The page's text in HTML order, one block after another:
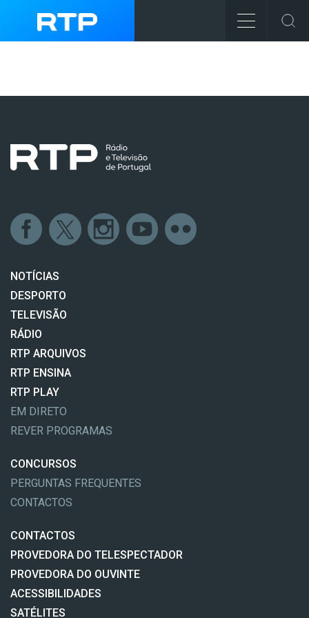
NOTÍCIAS
DESPORTO
TELEVISÃO
RÁDIO
RTP ARQUIVOS
RTP ENSINA
RTP PLAY
EM DIRETO
REVER PROGRAMAS
CONCURSOS
PERGUNTAS FREQUENTES
CONTACTOS
CONTACTOS
PROVEDORA DO TELESPECTADOR
PROVEDORA DO OUVINTE
ACESSIBILIDADES
SATÉLITES